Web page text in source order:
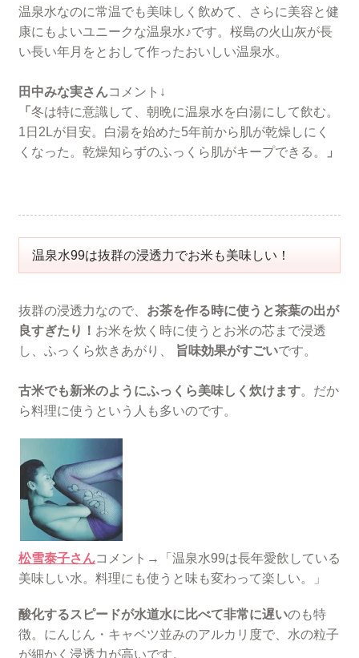
温泉水なのに常温でも美味しく飲めて、さらに美容と健
康にもよいユニークな温泉水♪です。桜島の火山灰が長
い長い年月をとおして作ったおいしい温泉水。
田中みな実さんコメント↓
「 冬は特に意識して、朝晩に温泉水を白湯にして飲む。
1日2Lが目安。白湯を始めた5年前から肌が乾燥しにく
くなった。乾燥知らずのふっくら肌がキープできる。
」
温泉水99は抜群の浸透力でお米も美味しい！
抜群の浸透力なので、 お茶を作る時に使うと茶葉の出が
良すぎたり！ お米を炊く時に使うとお米の芯まで浸透
し、ふっくら炊きあがり、
旨味効果がすごいです。
古米でも新米のようにふっくら美味しく炊けます。だか
ら料理に使うという人も多いのです。
松雪泰子さんコメント→「温泉水99は長年愛飲している
美味しい水。料理にも使うと味も変わって楽しい。」
酸化するスピードが水道水に比べて非常に遅いのも特
徴。にんじん・キャベツ並みのアルカリ度で、水の粒子
が細かく浸透力が高いです。